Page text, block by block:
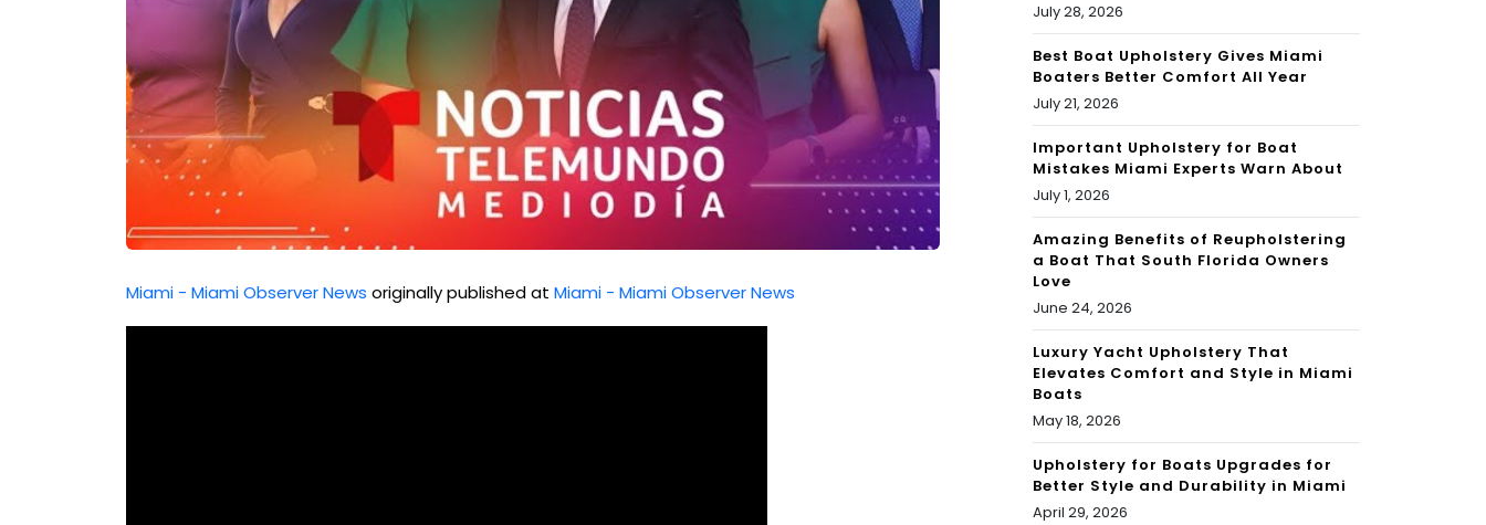
Miami - Miami Observer News originally published at Miami - Miami Observer News
July 28, 2026
Best Boat Upholstery Gives Miami
Boaters Better Comfort All Year
July 21, 2026
Important Upholstery for Boat
Mistakes Miami Experts Warn About
July 1, 2026
Amazing Benefits of Reupholstering
a Boat That South Florida Owners
Love
June 24, 2026
Luxury Yacht Upholstery That
Elevates Comfort and Style in Miami
Boats
May 18, 2026
Upholstery for Boats Upgrades for
Better Style and Durability in Miami
April 29, 2026